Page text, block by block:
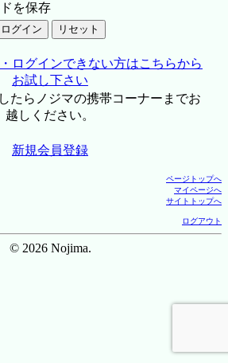
を保存
ログインできない方はこちらから
お試し下さい
たらノジマの携帯コーナーまでお
越しください。
新規会員登録
ページトップへ
マイページへ
サイトトップへ
ログアウト
© 2026 Nojima.